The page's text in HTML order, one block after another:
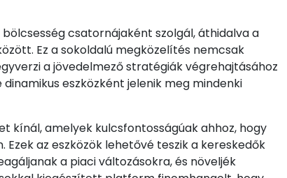
csatornájaként szolgál, áthidalva a
Ez a sokoldalú megközelítés nemcsak
a jövedelmező stratégiák végrehajtásához
eszközként jelenik meg mindenki
kínál, amelyek kulcsfontosságúak ahhoz, hogy
az eszközök lehetővé teszik a kereskedők
a piaci változásokra, és növeljék